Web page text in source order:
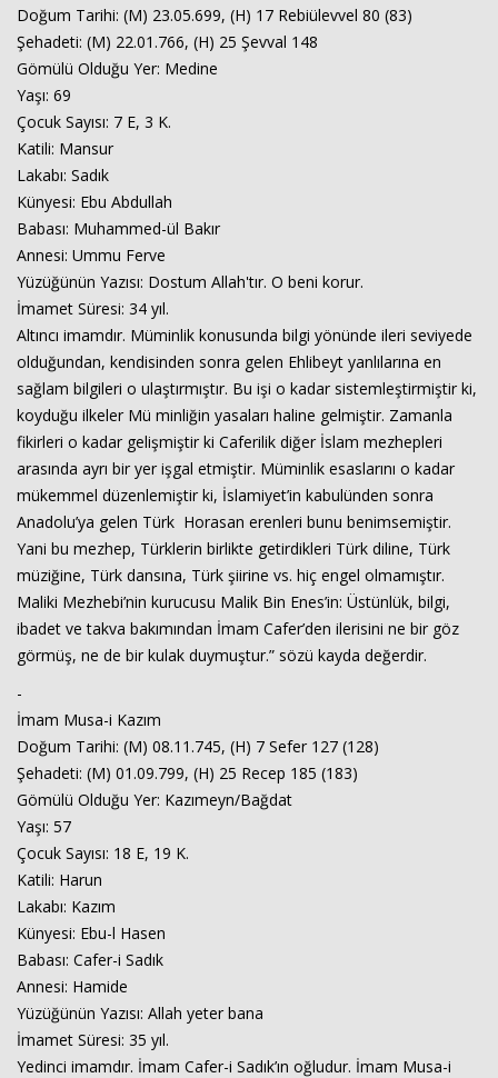
Doğum Tarihi: (M) 23.05.699, (H) 17 Rebiülevvel 80 (83)
Şehadeti: (M) 22.01.766, (H) 25 Şevval 148
Gömülü Olduğu Yer: Medine
Yaşı: 69
Çocuk Sayısı: 7 E, 3 K.
Katili: Mansur
Lakabı: Sadık
Künyesi: Ebu Abdullah
Babası: Muhammed-ül Bakır
Annesi: Ummu Ferve
Yüzüğünün Yazısı: Dostum Allah'tır. O beni korur.
İmamet Süresi: 34 yıl.
Altıncı imamdır. Müminlik konusunda bilgi yönünde ileri seviyede
olduğundan, kendisinden sonra gelen Ehlibeyt yanlılarına en
sağlam bilgileri o ulaştırmıştır. Bu işi o kadar sistemleştirmiştir ki,
koyduğu ilkeler Mü minliğin yasaları haline gelmiştir. Zamanla
fikirleri o kadar gelişmiştir ki Caferilik diğer İslam mezhepleri
arasında ayrı bir yer işgal etmiştir. Müminlik esaslarını o kadar
mükemmel düzenlemiştir ki, İslamiyet’in kabulünden sonra
Anadolu’ya gelen Türk Horasan erenleri bunu benimsemiştir.
Yani bu mezhep, Türklerin birlikte getirdikleri Türk diline, Türk
müziğine, Türk dansına, Türk şiirine vs. hiç engel olmamıştır.
Maliki Mezhebi’nin kurucusu Malik Bin Enes’in: Üstünlük, bilgi,
ibadet ve takva bakımından İmam Cafer’den ilerisini ne bir göz
görmüş, ne de bir kulak duymuştur.” sözü kayda değerdir.
-
İmam Musa-i Kazım
Doğum Tarihi: (M) 08.11.745, (H) 7 Sefer 127 (128)
Şehadeti: (M) 01.09.799, (H) 25 Recep 185 (183)
Gömülü Olduğu Yer: Kazımeyn/Bağdat
Yaşı: 57
Çocuk Sayısı: 18 E, 19 K.
Katili: Harun
Lakabı: Kazım
Künyesi: Ebu-l Hasen
Babası: Cafer-i Sadık
Annesi: Hamide
Yüzüğünün Yazısı: Allah yeter bana
İmamet Süresi: 35 yıl.
Yedinci imamdır. İmam Cafer-i Sadık’ın oğludur. İmam Musa-i